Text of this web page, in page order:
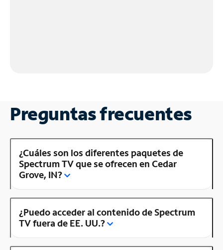
Preguntas frecuentes
¿Cuáles son los diferentes paquetes de
Spectrum TV que se ofrecen en Cedar
Grove, IN?
¿Puedo acceder al contenido de Spectrum
TV fuera de EE. UU.?